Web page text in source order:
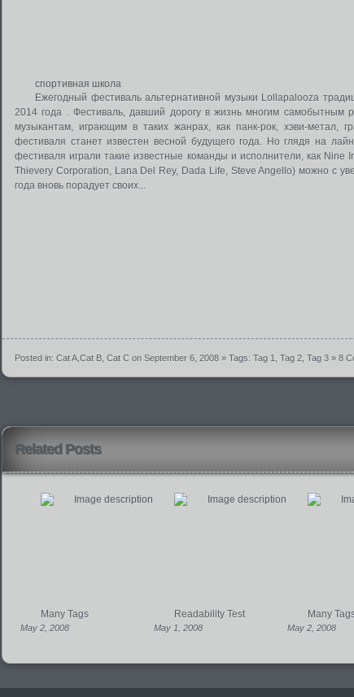
спортивная школа
Ежегодный фестиваль альтернативной музыки Lollapalooza
2014 года . Фестиваль, давший дорогу в жизнь многим самобытным
музыкантам, играющим в таких жанрах, как панк-рок, хэви-метал,
фестиваля станет известен весной будущего года. Но глядя на
фестиваля играли такие известные команды и исполнители, как Nine
Thievery Corporation, Lana Del Rey, Dada Life, Steve Angello) можно с
года вновь порадует своих...
Posted in: Cat A Cat B Cat C on September 6, 2008 » Tags: Tag 1 Tag 2 Tag 3 » 8
Related Posts
Many Tags
May 2, 2008
Readability Test
May 1, 2008
Many
May 2, 2008